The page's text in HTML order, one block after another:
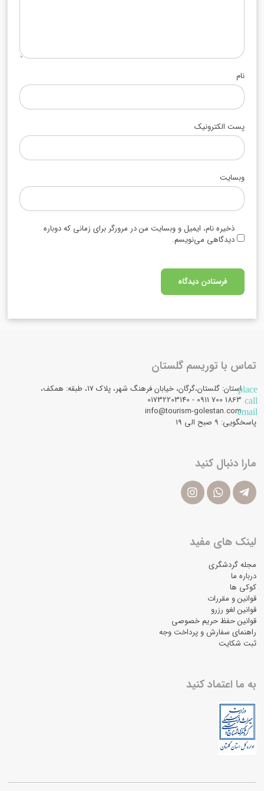
نام
پست الکترونیک
وبسایت
ذخیره نام، ایمیل و وبسایت من در مرورگر برای زمانی که دوباره
دیدگاهی می‌نویسم.
تماس با توریسم گلستان
placeاستان: گلستان،گرگان، خیابان فرهنگ شهر، پلاک 17، طبقه: همکف،
call
email
info@tourism-golestan.com
پاسخگویی: ۹ صبح الی 19
مارا دنبال کنید
لینک های مفید
مجله گردشگری
درباره ما
کوکی ها
قوانین و مقررات
قوانین لغو رزرو
قوانین حفظ حریم خصوصی
راهنمای سفارش و پرداخت وجه
ثبت شکایت
به ما اعتماد کنید